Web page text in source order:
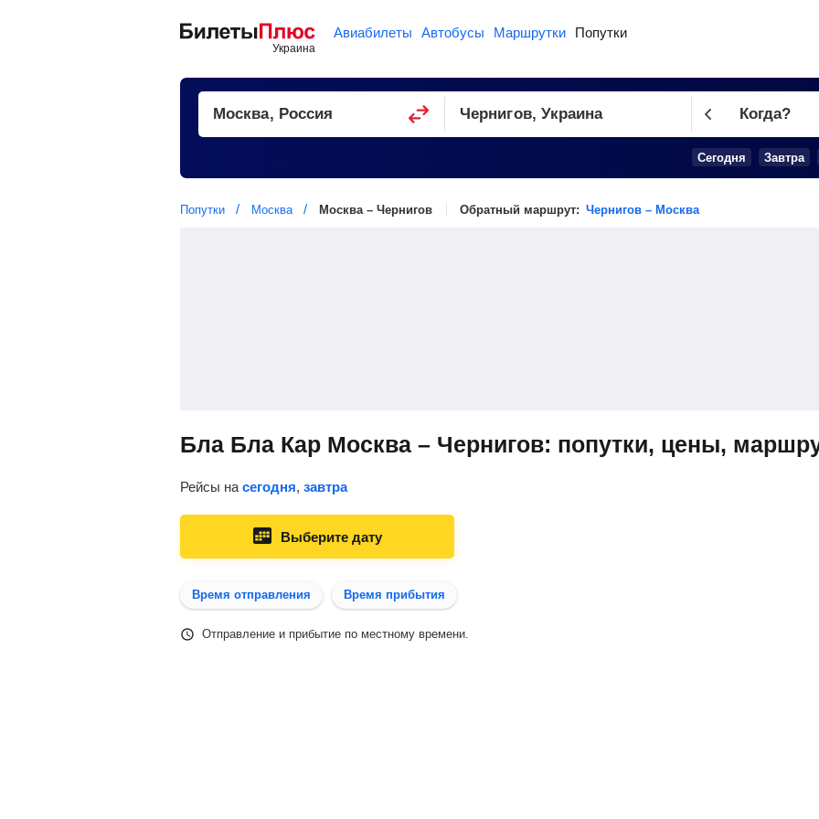
Авиабилеты Автобусы Маршрутки Попутки
Когда?
Сегодня Завтра
Попутки Москва Москва – Чернигов Обратный маршрут: Чернигов – Москва
Бла Бла Кар Москва – Чернигов: попутки, цены,
Рейсы на сегодня, завтра
Выберите дату
Время отправления Время прибытия
Отправление и прибытие по местному времени.